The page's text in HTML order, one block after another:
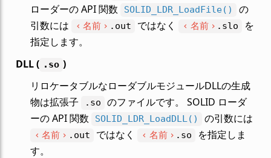
ローダーの API 関数
SOLID_LDR_LoadFile()
の
引数には
名前 .out ではなく 名前 .slo
を
指定します。
DLL ( .so )
リロケータブルなローダブルモジュールDLLの生成
物は拡張子
.so
のファイルです。 SOLID ローダ
ーの API 関数
SOLID_LDR_LoadDLL() の引数には
名前 .out ではなく 名前 .so
を指定しま
す。